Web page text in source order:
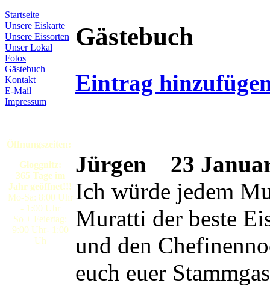
Startseite
Unsere Eiskarte
Unsere Eissorten
Unser Lokal
Fotos
Gästebuch
Kontakt
E-Mail
Impressum
Öffnungszeiten:
Gloggnitz:
365 Tage im
Jahr geöffnet!!!
Mo-Sa: 8:00 Uhr
- 1:00 Uhr
So + Feiertag:
9:00 Uhr- 1:00
Uh
Gästebuch
Eintrag
Jürgen
23
Ich würde jedem
Muratti der beste
und den
euch euer